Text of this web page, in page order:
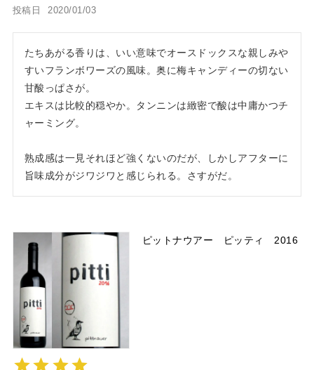
投稿日 2020/01/03
たちあがる香りは、いい意味でオースドックスな親しみや
すいフランボワーズの風味。奥に梅キャンディーの切ない
甘酸っぱさが。
エキスは比較的穏やか。タンニンは緻密で酸は中庸かつチ
ャーミング。
熟成感は一見それほど強くないのだが、しかしアフターに
旨味成分がジワジワと感じられる。さすがだ。
ピットナウアー ピッティ 2016